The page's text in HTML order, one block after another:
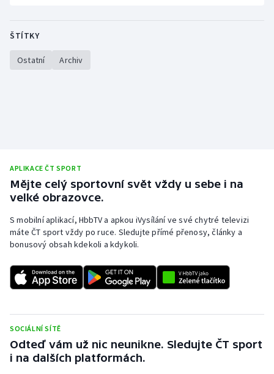
ŠTÍTKY
Ostatní Archiv
APLIKACE ČT SPORT
Mějte celý sportovní svět vždy u sebe i na
velké obrazovce.
S mobilní aplikací, HbbTV a apkou iVysílání ve své chytré televizi
máte ČT sport vždy po ruce. Sledujte přímé přenosy, články a
bonusový obsah kdekoli a kdykoli.
SOCIÁLNÍ SÍTĚ
Odteď vám už nic neunikne. Sledujte ČT sport
i na dalších platformách.